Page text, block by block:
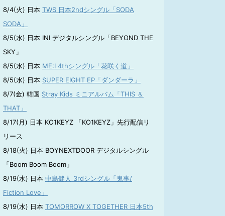
8/4(火) 日本 TWS 日本2ndシングル「SODA
SODA」
8/5(水) 日本 INI デジタルシングル「BEYOND THE
SKY」
8/5(水) 日本 ME:I 4thシングル「花咲く道」
8/5(水) 日本 SUPER EIGHT EP「ダンダーラ」
8/7(金) 韓国 Stray Kids ミニアルバム「THIS ＆
THAT」
8/17(月) 日本 KO1KEYZ 「KO1KEYZ」先行配信リ
リース
8/18(火) 日本 BOYNEXTDOOR デジタルシングル
「Boom Boom Boom」
8/19(水) 日本 中島健人 3rdシングル「鬼事/
Fiction Love」
8/19(水) 日本 TOMORROW X TOGETHER 日本5th